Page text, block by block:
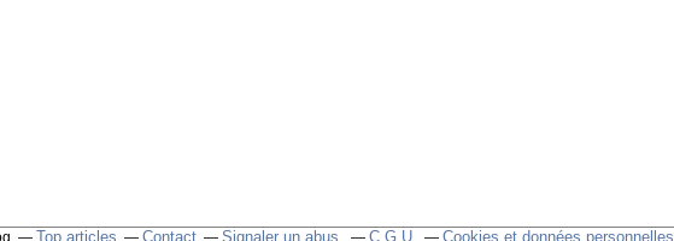
Top articles Contact Signaler un abus C.G.U. Cookies et données personnelles